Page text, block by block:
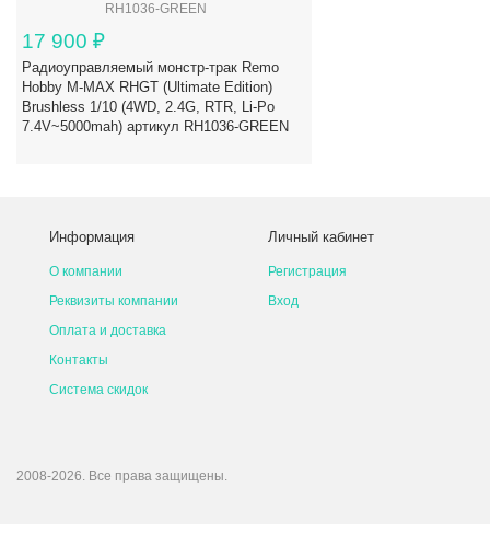
17 900 ₽
Радиоуправляемый монстр-трак Remo
Hobby M-MAX RHGT (Ultimate Edition)
Brushless 1/10 (4WD, 2.4G, RTR, Li-Po
7.4V~5000mah) артикул RH1036-GREEN
Информация
О компании
Реквизиты компании
Оплата и доставка
Контакты
Система скидок
Личный кабинет
Регистрация
Вход
2008-2026. Все права защищены.